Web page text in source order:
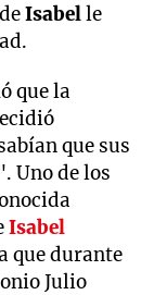
Isabelle
que la
que sus
Uno de los
Isabel
que durante
Julio